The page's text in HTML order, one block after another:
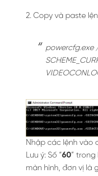
2. Copy và paste
powercfg.exe /
Nhập các lệnh vào
Lưu ý: Số “60”
màn hình, đơn vị là